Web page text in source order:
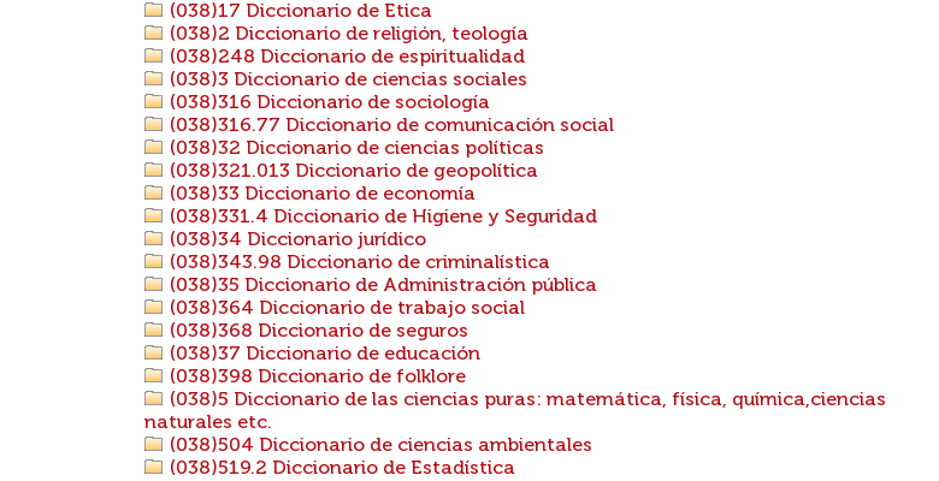
(038)17 Diccionario de Etica
(038)2 Diccionario de religión, teología
(038)248 Diccionario de espiritualidad
(038)3 Diccionario de ciencias sociales
(038)316 Diccionario de sociología
(038)316.77 Diccionario de comunicación social
(038)32 Diccionario de ciencias políticas
(038)321.013 Diccionario de geopolítica
(038)33 Diccionario de economía
(038)331.4 Diccionario de Higiene y Seguridad
(038)34 Diccionario jurídico
(038)343.98 Diccionario de criminalística
(038)35 Diccionario de Administración pública
(038)364 Diccionario de trabajo social
(038)368 Diccionario de seguros
(038)37 Diccionario de educación
(038)398 Diccionario de folklore
(038)5 Diccionario de las ciencias puras: matemática, física, química,ciencias
naturales etc.
(038)504 Diccionario de ciencias ambientales
(038)519.2 Diccionario de Estadística